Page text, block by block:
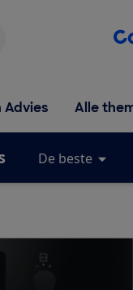
Advies Alle
De beste